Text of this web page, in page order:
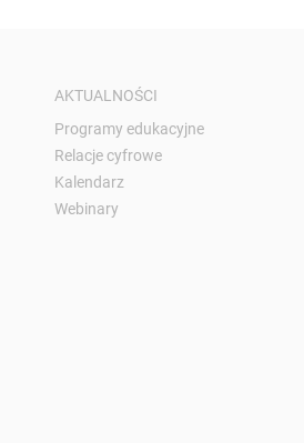
AKTUALNOŚCI
Programy edukacyjne
Relacje cyfrowe
Kalendarz
Webinary